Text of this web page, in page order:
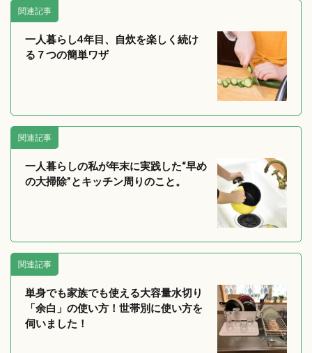
関連記事
一人暮らし4年目、自炊を楽しく続け
る７つの簡単ワザ
関連記事
一人暮らしの私が年末に実践した“早め
の大掃除”とキッチン周りのこと。
関連記事
単身でも家族でも使える大容量水切り
「余白」の使い方！世帯別に使い方を
伺いました！